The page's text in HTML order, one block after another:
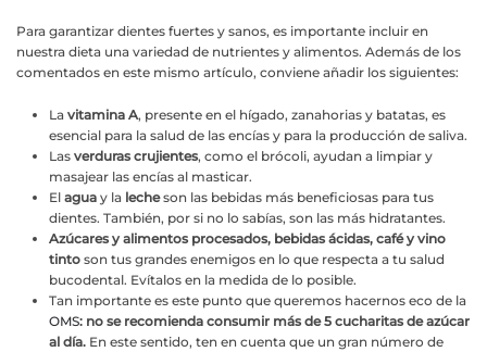
Para garantizar dientes fuertes y sanos, es importante incluir en
nuestra dieta una variedad de nutrientes y alimentos. Además de los
comentados en este mismo artículo, conviene añadir los siguientes:
La vitamina A, presente en el hígado, zanahorias y batatas, es
esencial para la salud de las encías y para la producción de saliva.
Las verduras crujientes, como el brócoli, ayudan a limpiar y
masajear las encías al masticar.
El agua y la lecheson las bebidas más beneficiosas para tus
dientes. También, por si no lo sabías, son las más hidratantes.
Azúcares y alimentos procesados, bebidas ácidas, café y vino
tinto son tus grandes enemigos en lo que respecta a tu salud
bucodental. Evítalos en la medida de lo posible.
Tan importante es este punto que queremos hacernos eco de la
OMS: no se recomienda consumir más de 5 cucharitas de azúcar
al día. En este sentido, ten en cuenta que un gran número de